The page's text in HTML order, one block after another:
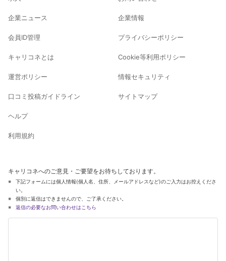
企業ニュース
会員ID管理
キャリコネとは
運営ポリシー
口コミ投稿ガイドライン
ヘルプ
利用規約
企業情報
プライバシーポリシー
Cookie等利用ポリシー
情報セキュリティ
サイトマップ
キャリコネへのご意見・ご要望をお待ちしております。
下記フォームには個人情報(個人名、住所、メールアドレスなど)のご入力はお控えくださ
い。
個別に返信はできませんので、ご了承ください。
返信の必要なお問い合わせはこちら